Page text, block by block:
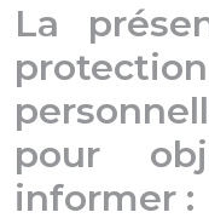
La
pour
informer :